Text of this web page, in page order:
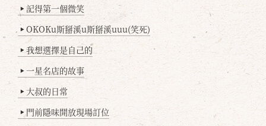
▶ 記得第一個微笑
▶ OKOKu斯掰溪u斯掰溪uuu(笑死)
▶ 我想選擇是自己的
▶ 一星名店的故事
▶ 大叔的日常
▶ 門前隱味開放現場訂位